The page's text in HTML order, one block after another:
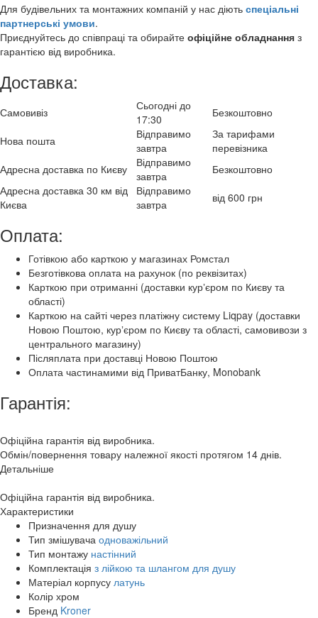
Для будівельних та монтажних компаній у нас діють спеціальні
партнерські умови.
Приєднуйтесь до співпраці та обирайте офіційне обладнання з
гарантією від виробника.
Доставка:
Самовивіз
Сьогодні до
17:30
Безкоштовно
Нова пошта
Відправимо
завтра
За тарифами
перевізника
Адресна доставка по Києву
Відправимо
завтра
Безкоштовно
Адресна доставка 30 км від
Києва
Відправимо
завтра
від 600 грн
Оплата:
Готівкою або карткою у магазинах Ромстал
Безготівкова оплата на рахунок (по реквізитах)
Карткою при отриманні (доставки курʼєром по Києву та
області)
Карткою на сайті через платіжну систему Liqpay (доставки
Новою Поштою, курʼєром по Києву та області, самовивози з
центрального магазину)
Післяплата при доставці Новою Поштою
Оплата частинамими від ПриватБанку, Monobank
Гарантія:
Офіційна гарантія від виробника.
Обмін/повернення товару належної якості протягом 14 днів.
Детальніше
Офіційна гарантія від виробника.
Характеристики
Призначення для душу
Тип змішувача одноважільний
Тип монтажу настінний
Комплектація з лійкою та шлангом для душу
Матеріал корпусу латунь
Колір хром
Бренд Kroner